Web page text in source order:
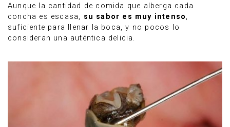
Aunque la cantidad de comida que alberga cada
concha es escasa, su sabor es muy intenso,
suficiente para llenar la boca, y no pocos lo
consideran una auténtica delicia.